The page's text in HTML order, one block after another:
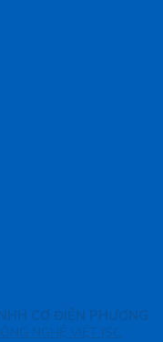
CƠ ĐIỆN PHƯƠNG
NGHỆ VIỆT JSC